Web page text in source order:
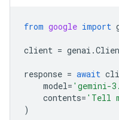
from google import
client = genai .
response = await
model= 'gemini-
contents= 'Tell
)